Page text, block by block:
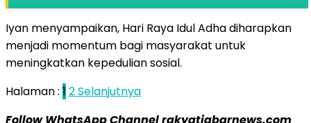
Iyan menyampaikan, Hari Raya Idul Adha diharapkan
menjadi momentum bagi masyarakat untuk
meningkatkan kepedulian sosial.
Halaman : 1 2Selanjutnya
Follow WhatsApp Channel rakyatjabarnews.com